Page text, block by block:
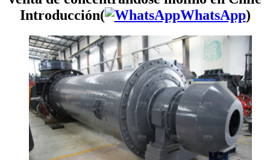
Introducción(
WhatsApp)